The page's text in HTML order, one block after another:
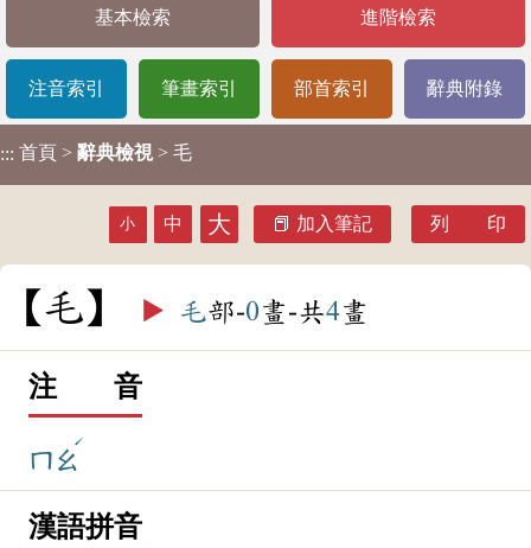
基本檢索 進階檢索
注音索引 筆畫索引 部首索引 辭典附錄
::: 首頁 > 辭典檢視 > 毛
小 中 大 加入筆記 列 印
毛 ▶️ 毛部-0畫-共4畫
注 音
ㄇㄠ
ˊ
漢語拼音